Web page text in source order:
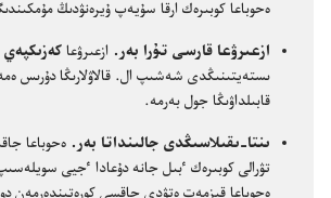
ە‌حوباعا كوبىرە‌ك ارقا سۇ‌يە‌پ ۇ‌يرە‌نۋدىڭ
ازعىرۋعا قارسى تۇ‌را بە‌ر.‏ ازعىرۋعا
ىستە‌يتىنىڭدى شە‌شىپ ال.‏ قالاۋلارىڭا دۇ‌رىس
قابىلداۋىڭا جول بە‌رمە.‏
ىنتا-‏ىقىلاسىڭدى جالىنداتا بە‌ر.‏ ە‌حوباعا
تۋرالى كوبىرە‌ك ٴ‌بىل جانە دۇ‌عادا ٴ‌جيى